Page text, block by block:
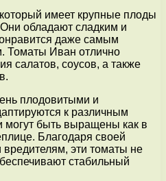
имеет крупные плоды
обладают сладким и
даже самым
Томаты Иван отлично
салатов, соусов, а также
плодовитыми и
к различным
могут быть выращены как в
Благодаря своей
вредителям, эти томаты не
стабильный